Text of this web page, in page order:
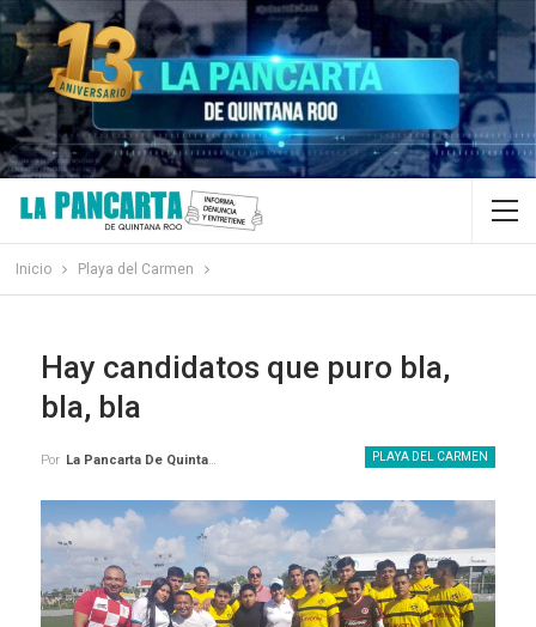
Inicio Playa del Carmen
Hay candidatos que puro bla,
bla, bla
PLAYA DEL CARMEN
Por La Pancarta De Quintana Roo